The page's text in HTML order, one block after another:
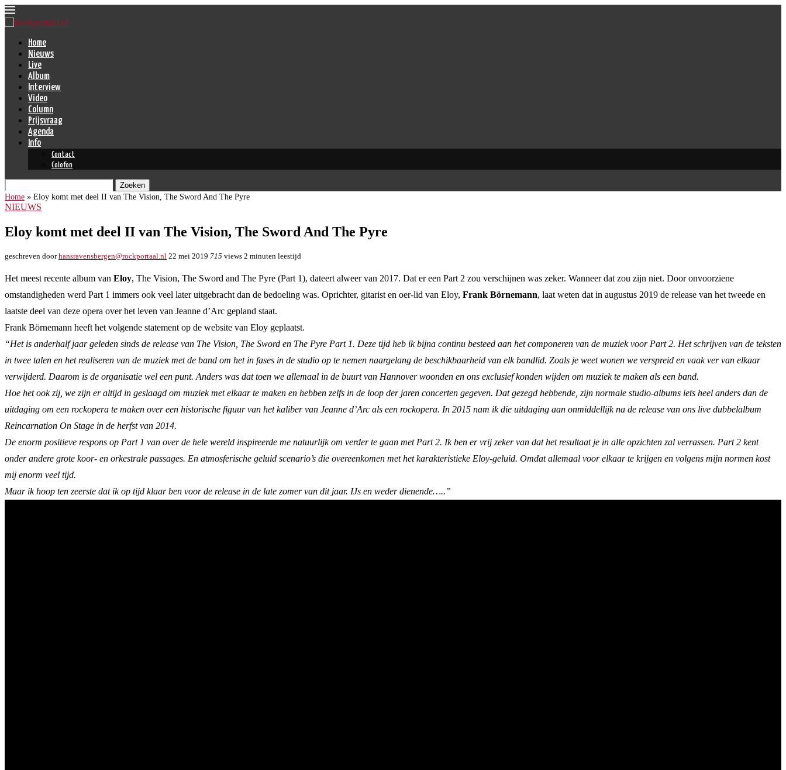
Home
Nieuws
Live
Album
Interview
Video
Column
Prijsvraag
Agenda
Info
Contact
Colofon
Zoeken
Home » Eloy komt met deel II van The Vision, The Sword And The Pyre
NIEUWS
Eloy komt met deel II van The Vision, The Sword And The Pyre
geschreven doorhansravensbergen@rockportaal.nl 22 mei 2019 715 views 2 minuten leestijd
Het meest recente album van Eloy, The Vision, The Sword and The Pyre (Part 1), dateert alweer van 2017. Dat er een Part 2 zou verschijnen was zeker. Wanneer dat zou zijn niet. Door onvoorziene
omstandigheden werd Part 1 immers ook veel later uitgebracht dan de bedoeling was. Oprichter, gitarist en oer-lid van Eloy, Frank Börnemann, laat weten dat in augustus 2019 de release van het tweede en
laatste deel van deze opera over het leven van Jeanne d’Arc gepland staat.
Frank Börnemann heeft het volgende statement op de website van Eloy geplaatst.
“Het is anderhalf jaar geleden sinds de release van The Vision, The Sword en The Pyre Part 1. Deze tijd heb ik bijna continu besteed aan het componeren van de muziek voor Part 2. Het schrijven van de teksten
in twee talen en het realiseren van de muziek met de band om het in fases in de studio op te nemen naargelang de beschikbaarheid van elk bandlid. Zoals je weet wonen we verspreid en vaak ver van elkaar
verwijderd. Daarom is de organisatie wel een punt. Anders was dat toen we allemaal in de buurt van Hannover woonden en ons exclusief konden wijden om muziek te maken als een band.
Hoe het ook zij, we zijn er altijd in geslaagd om muziek met elkaar te maken en hebben zelfs in de loop der jaren concerten gegeven. Dat gezegd hebbende, zijn normale studio-albums iets heel anders dan de
uitdaging om een ​​rockopera te maken over een historische figuur van het kaliber van Jeanne d’Arc als een rockopera. In 2015 nam ik die uitdaging aan onmiddellijk na de release van ons live dubbelalbum
Reincarnation On Stage in de herfst van 2014.
De enorm positieve respons op Part 1 van over de hele wereld inspireerde me natuurlijk om verder te gaan met Part 2. Ik ben er vrij zeker van dat het resultaat je in alle opzichten zal verrassen. Part 2 kent
onder andere grote koor- en orkestrale passages. En atmosferische geluid scenario’s die overeenkomen met het karakteristieke Eloy-geluid. Omdat allemaal voor elkaar te krijgen en volgens mijn normen kost
mij enorm veel tijd.
Maar ik hoop ten zeerste dat ik op tijd klaar ben voor de release in de late zomer van dit jaar. IJs en weder dienende…..”